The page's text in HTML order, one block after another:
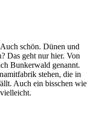
schön. Dünen und
Das geht nur hier. Von
Bunkerwald genannt.
stehen, die in
Auch ein bisschen wie